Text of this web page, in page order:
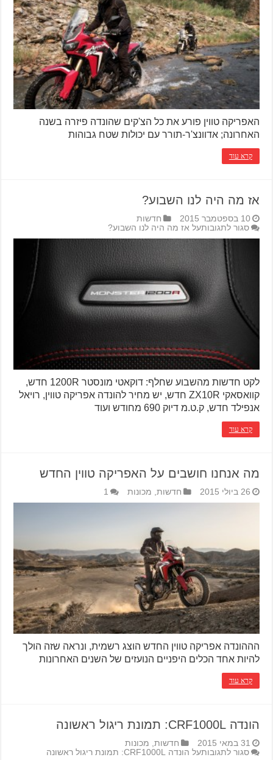
האפריקה טווין פורע את כל הצ'קים שהונדה פיזרה בשנה
האחרונה; אדוונצ'ר-תורר עם יכולות שטח גבוהות
קרא עוד
אז מה היה לנו השבוע?
10 בספטמבר 2015
חדשות
סגור לתגובותעל אז מה היה לנו השבוע?
לקט חדשות מהשבוע שחלף: דוקאטי מונסטר 1200R חדש,
קוואסאקי ZX10R חדש, יש מחיר להונדה אפריקה טווין, רויאל
אנפילד חדש, ק.ט.מ דיוק 690 מחודש ועוד
קרא עוד
מה אנחנו חושבים על האפריקה טווין החדש
26 ביולי 2015 חדשות מכונות 1
הההונדה אפריקה טווין החדש הוצג רשמית, ונראה שזה הולך
להיות אחד הכלים היפניים הנועזים של השנים האחרונות
קרא עוד
הונדה CRF1000L: תמונת ריגול ראשונה
31 במאי 2015 חדשות מכונות
סגור לתגובותעל הונדה CRF1000L: תמונת ריגול ראשונה